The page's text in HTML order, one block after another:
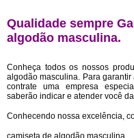
Qualidade sempre
algodão masculina.
Conheça todos os nossos
algodão masculina. Para
contrate uma empresa
saberão indicar e atender você
Conhecendo nossa excelência,
camiseta de algodão masculina